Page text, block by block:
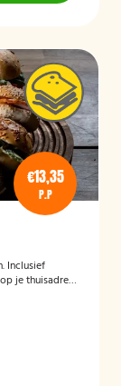
€13,35
P.P
Inclusief
je thuisadres